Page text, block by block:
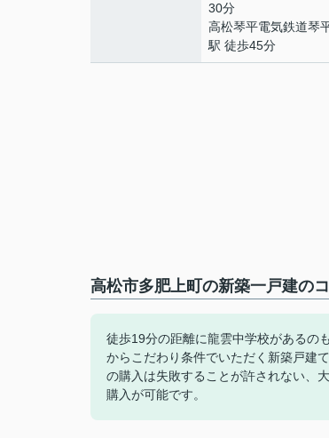
30分
高松琴平電気鉄道琴
駅 徒歩45分
高松市多肥上町の新築一戸建の
徒歩19分の距離に龍雲中学校があるの
からこだわり条件でいただく新築戸建
の購入は失敗することが許されない、
購入が可能です。